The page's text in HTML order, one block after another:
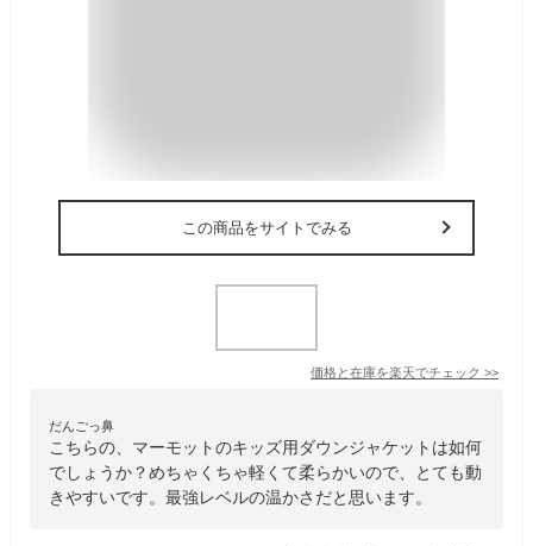
この商品をサイトでみる
価格と在庫を楽天でチェック >>
だんごっ鼻
こちらの、マーモットのキッズ用ダウンジャケットは如何
でしょうか？めちゃくちゃ軽くて柔らかいので、とても動
きやすいです。最強レベルの温かさだと思います。